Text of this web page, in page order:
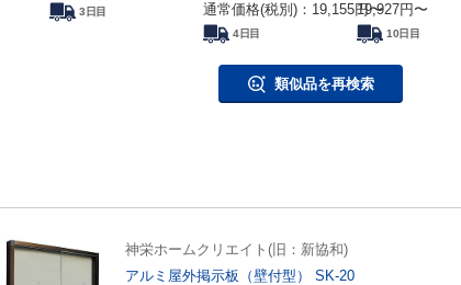
3日目 通常価格(税別)： 19,155円〜
4日目
19,927円〜
10日目
類似品を再検索
神栄ホームクリエイト(旧：新協和)
アルミ屋外掲示板（壁付型） SK-20